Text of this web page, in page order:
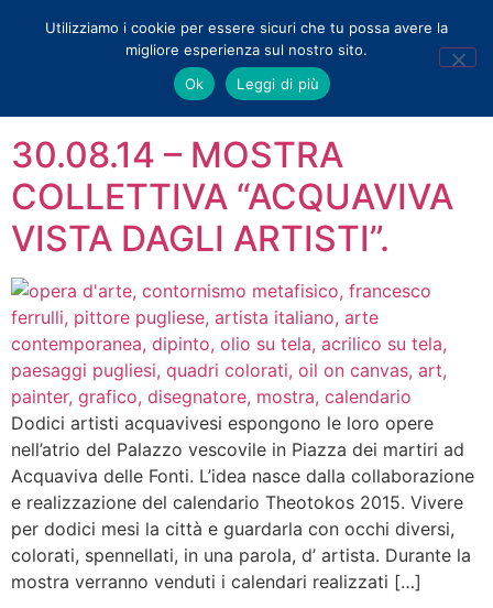
beneficienza
30.08.14 – MOSTRA
COLLETTIVA “ACQUAVIVA
VISTA DAGLI ARTISTI”.
Dodici artisti acquavivesi espongono le loro opere
nell’atrio del Palazzo vescovile in Piazza dei martiri ad
Acquaviva delle Fonti. L’idea nasce dalla collaborazione
e realizzazione del calendario Theotokos 2015. Vivere
per dodici mesi la città e guardarla con occhi diversi,
colorati, spennellati, in una parola, d’ artista. Durante la
mostra verranno venduti i calendari realizzati […]
Utilizziamo i cookie per essere sicuri che tu possa avere la
migliore esperienza sul nostro sito.
Ok
Leggi di più